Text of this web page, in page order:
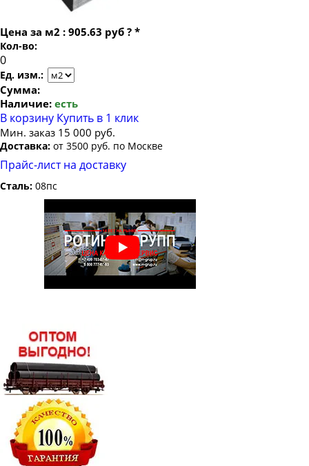
Лист оцинкованный 2.5
Лист оцинкованный 3
Цена за м2 : 905.63 руб ? *
Кол-во:
Ед. изм.:
Сумма:
Наличие: есть
В корзину Купить в 1 клик
Мин. заказ 15 000 руб.
Доставка: от 3500 руб. по Москве
Прайс-лист на доставку
Сталь: 08пс